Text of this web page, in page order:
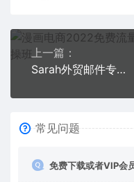
上一篇：
Sarah外贸邮件专项突破，赋予邮件模板生命的就是人的思维
常见问题
免费下载或者VIP会